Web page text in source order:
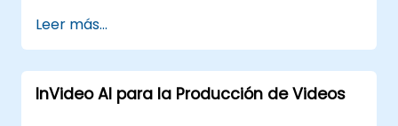
Mejorar las estrategias de redes sociales
con contenido de vídeo generado por
inteligencia artificial.
Analizar y optimizar el compromiso con
Leer más...
InVideo AI para la Producción de Videos